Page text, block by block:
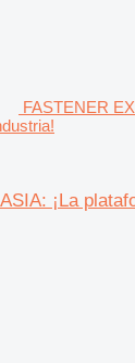
FASTENER
¡La